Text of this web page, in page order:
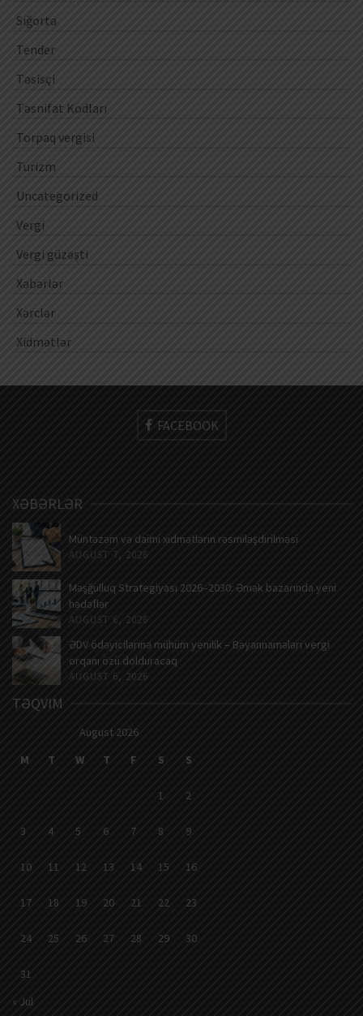
Sığorta
Tender
Təsisçi
Təsnifat Kodları
Torpaq vergisi
Turizm
Uncategorized
Vergi
Vergi güzəşti
Xəbərlər
Xərclər
Xidmətlər
FACEBOOK
XƏBƏRLƏR
Müntəzəm və daimi xidmətlərin rəsmiləşdirilməsi
AUGUST 7, 2026
Məşğulluq Strategiyası 2026–2030: Əmək bazarında yeni
hədəflər
AUGUST 6, 2026
ƏDV ödəyicilərinə mühüm yenilik – Bəyannamələri vergi
orqanı özü dolduracaq
AUGUST 6, 2026
TƏQVIM
August 2026
M
T W T F S S
1 2
3 4 5 6 7 8 9
10 11 12 13 14 15 16
17 18 19 20 21 22 23
24 25 26 27 28 29 30
31
« Jul